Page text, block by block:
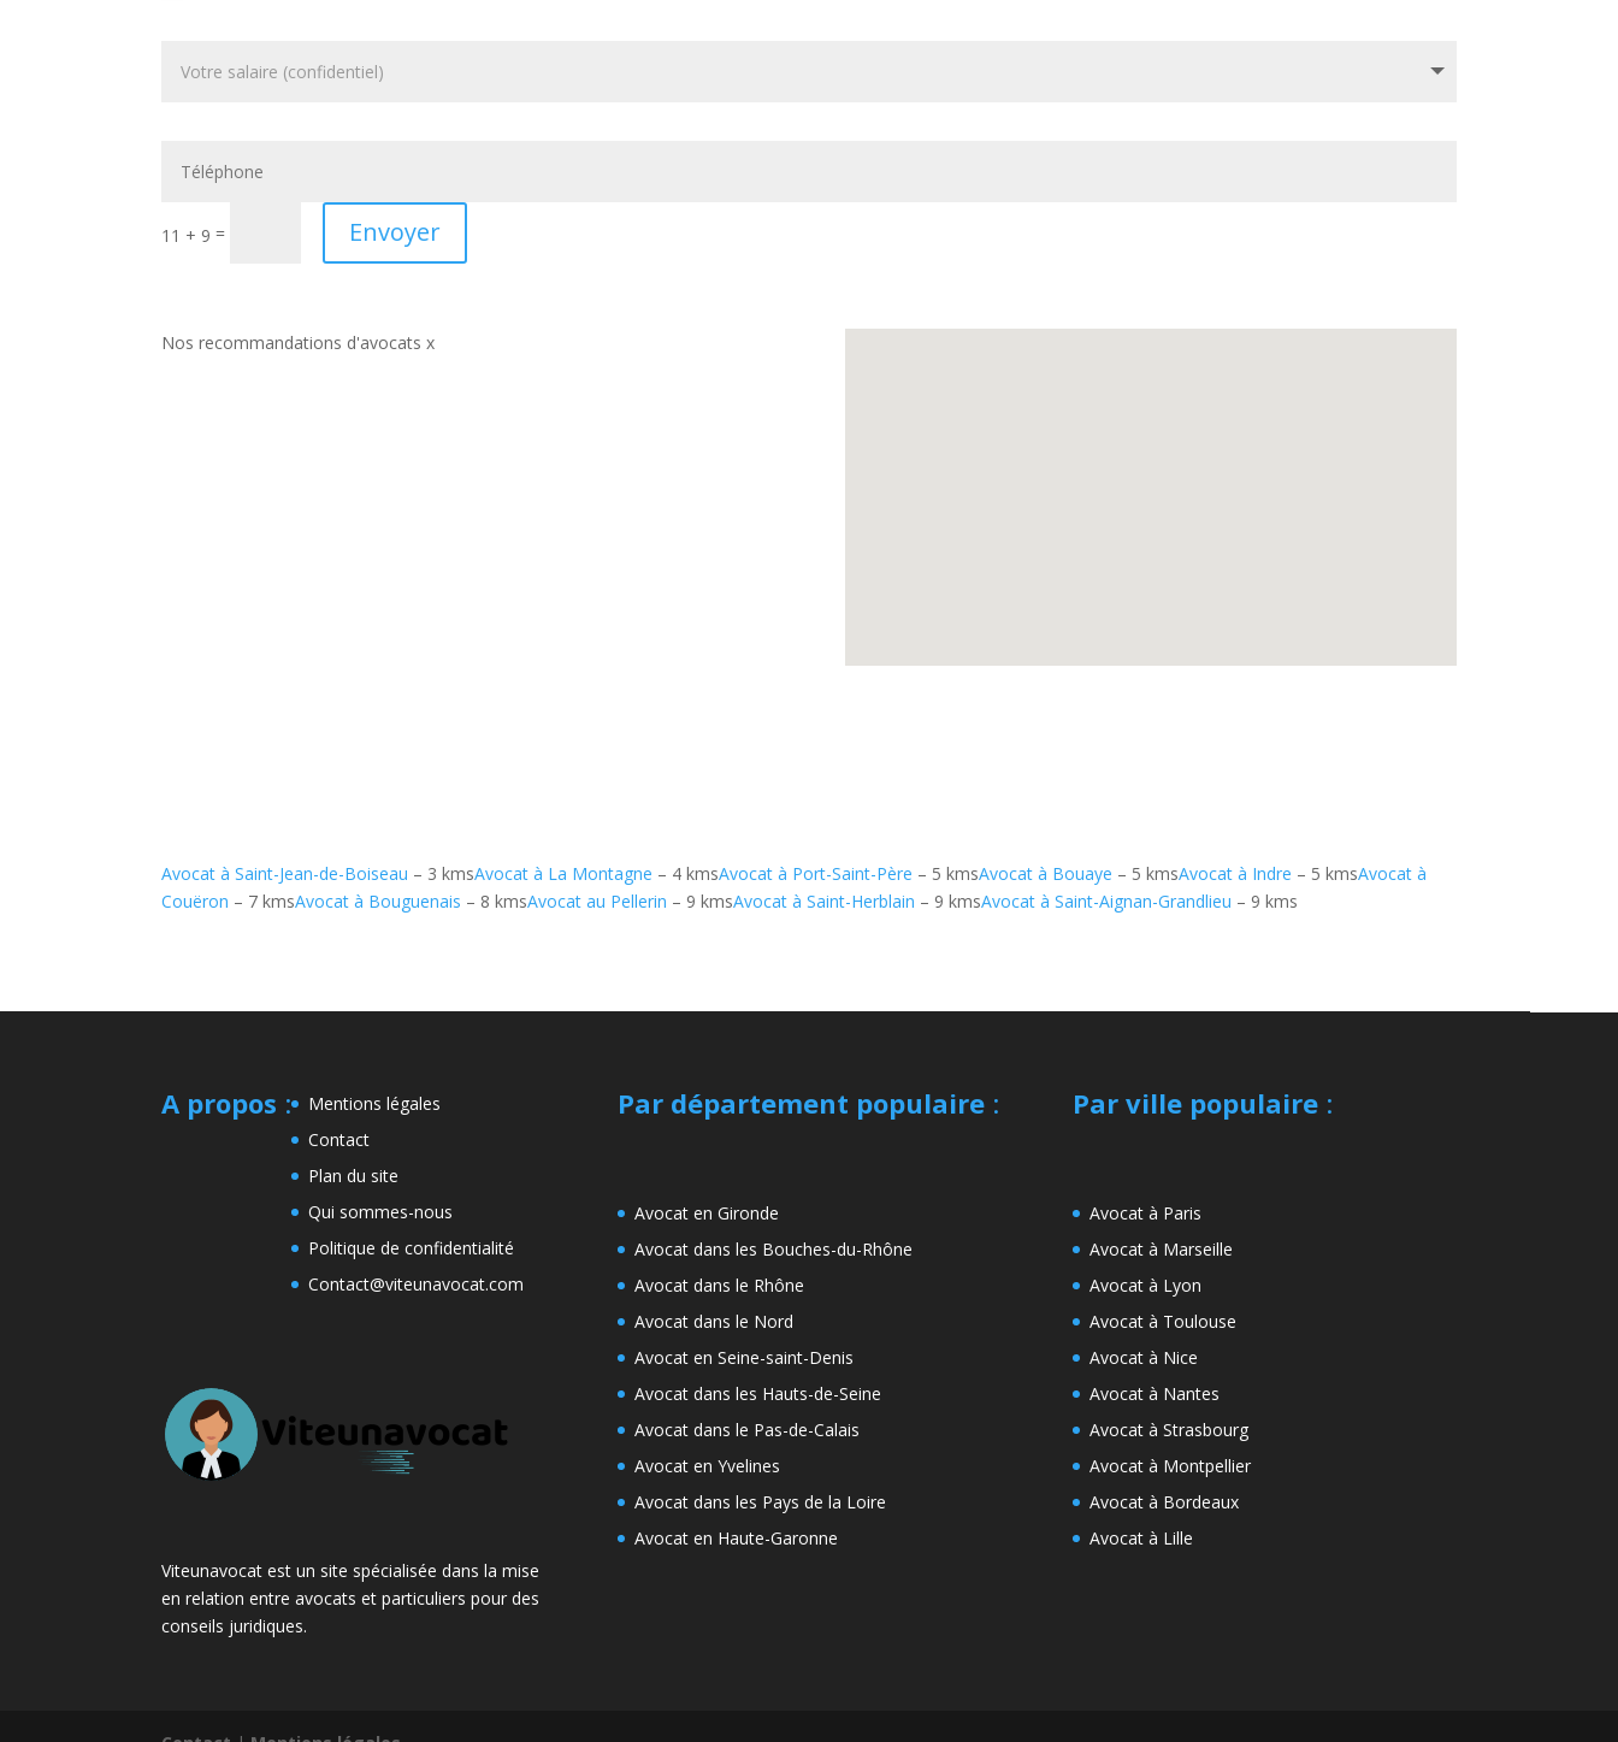
11 + 9 = Envoyer
Nos recommandations d'avocats x
Avocat à Saint-Jean-de-Boiseau – 3 kmsAvocat à La Montagne – 4 kmsAvocat à Port-Saint-Père – 5 kmsAvocat à Bouaye – 5 kmsAvocat à Indre – 5 kmsAvocat à
Couëron – 7 kmsAvocat à Bouguenais – 8 kmsAvocat au Pellerin – 9 kmsAvocat à Saint-Herblain – 9 kmsAvocat à Saint-Aignan-Grandlieu – 9 kms
A propos :
Mentions légales
Contact
Plan du site
Qui sommes-nous
Politique de confidentialité
Contact@viteunavocat.com
Viteunavocat est un site spécialisée dans la mise
en relation entre avocats et particuliers pour des
conseils juridiques.
Par département populaire:
Avocat en Gironde
Avocat dans les Bouches-du-Rhône
Avocat dans le Rhône
Avocat dans le Nord
Avocat en Seine-saint-Denis
Avocat dans les Hauts-de-Seine
Avocat dans le Pas-de-Calais
Avocat en Yvelines
Avocat dans les Pays de la Loire
Avocat en Haute-Garonne
Par ville populaire:
Avocat à Paris
Avocat à Marseille
Avocat à Lyon
Avocat à Toulouse
Avocat à Nice
Avocat à Nantes
Avocat à Strasbourg
Avocat à Montpellier
Avocat à Bordeaux
Avocat à Lille